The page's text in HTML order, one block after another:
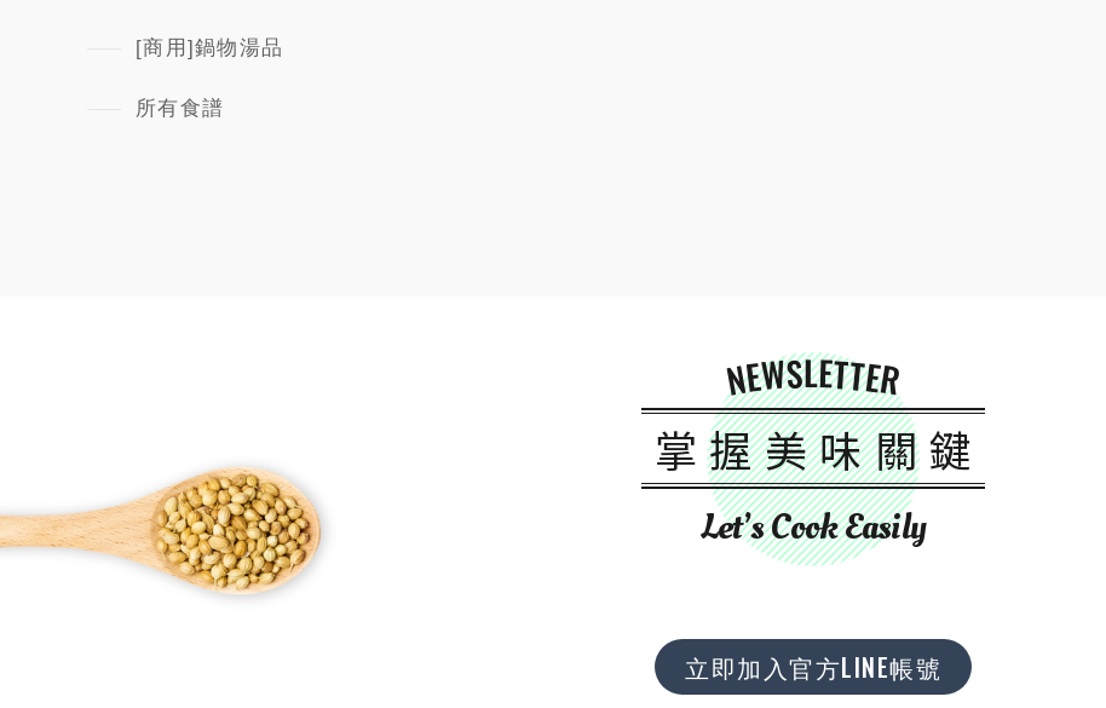
[商用]鍋物湯品
所有食譜
NEWSLETTER
掌握美味關鍵
Let’s Cook Easily
立即加入官方LINE帳號